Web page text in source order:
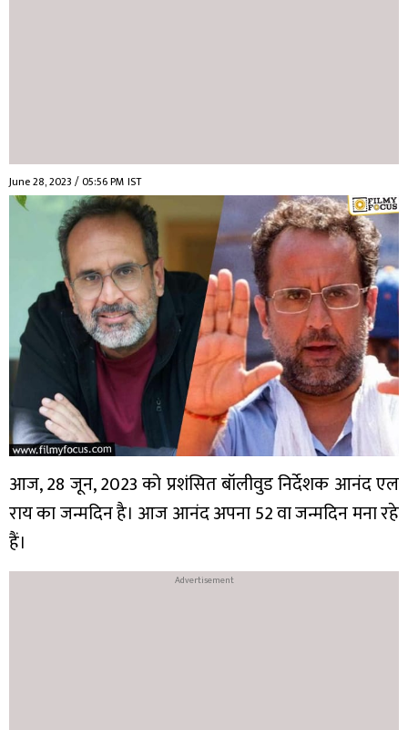
June 28, 2023 / 05:56 PM IST
आज, 28 जून, 2023 को प्रशंसित बॉलीवुड निर्देशक आनंद एल
राय का जन्मदिन है। आज आनंद अपना 52 वा जन्मदिन मना रहे
हैं।